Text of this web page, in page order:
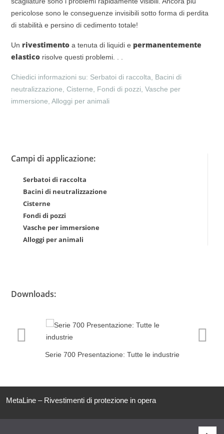
pericolose sono le conseguenze invisibili sotto forma di perdita
di stabilità e persino di cedimento totale!
Un rivestimento a tenuta di liquidi e permanentemente
elastico risolve questi problemi. . .
Chiedici informazioni su: Serbatoi di raccolta, Bacini di
neutralizzazione, Cisterne, Fondi di pozzi, Vasche per
immersione, Alloggi per animali
Campi di applicazione:
Serbatoi di raccolta
Bacini di neutralizzazione
Cisterne
Fondi di pozzi
Vasche per immersione
Alloggi per animali
Downloads:
Serie 700 Presentazione: Tutte le industrie
MetaLine – Rivestimenti di protezione in opera